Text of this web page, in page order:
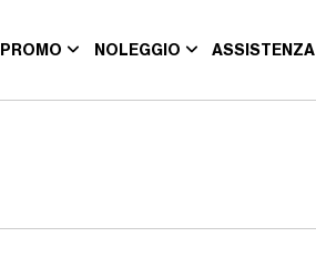
PROMO NOLEGGIO ASSISTENZA